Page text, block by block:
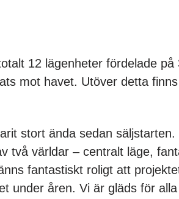
12 lägenheter fördelade
mot havet. Utöver detta
stort ända sedan
två världar – centralt läge,
fantastiskt roligt att
under åren. Vi är gläds för